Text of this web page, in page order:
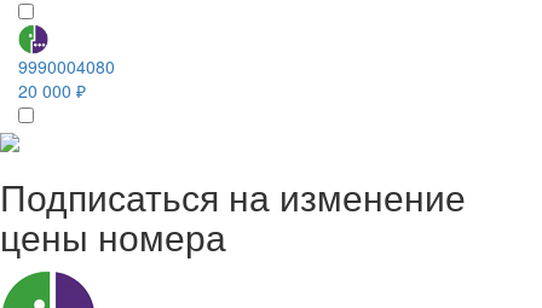
9990004080
20 000 ₽
Подписаться на изменение
цены номера